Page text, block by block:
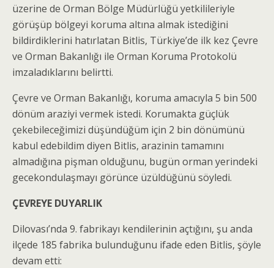
üzerine de Orman Bölge Müdürlüğü yetkilileriyle
görüşüp bölgeyi koruma altına almak istediğini
bildirdiklerini hatırlatan Bitlis, Türkiye’de ilk kez Çevre
ve Orman Bakanlığı ile Orman Koruma Protokolü
imzaladıklarını belirtti.
Çevre ve Orman Bakanlığı, koruma amacıyla 5 bin 500
dönüm araziyi vermek istedi. Korumakta güçlük
çekebileceğimizi düşündüğüm için 2 bin dönümünü
kabul edebildim diyen Bitlis, arazinin tamamını
almadığına pişman olduğunu, bugün orman yerindeki
gecekondulaşmayı görünce üzüldüğünü söyledi.
ÇEVREYE DUYARLIK
Dilovası’nda 9. fabrikayı kendilerinin açtığını, şu anda
ilçede 185 fabrika bulunduğunu ifade eden Bitlis, şöyle
devam etti: